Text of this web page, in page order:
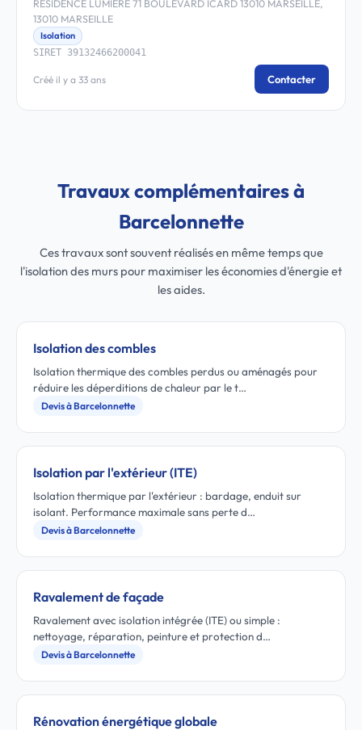
RESIDENCE LUMIERE 71 BOULEVARD ICARD 13010 MARSEILLE,
13010 MARSEILLE
Isolation
SIRET 39132466200041
Créé il y a 33 ans Contacter
Travaux complémentaires à
Barcelonnette
Ces travaux sont souvent réalisés en même temps que
l'isolation des murs pour maximiser les économies d'énergie et
les aides.
Isolation des combles
Isolation thermique des combles perdus ou aménagés pour
réduire les déperditions de chaleur par le t…
Devis à Barcelonnette
Isolation par l'extérieur (ITE)
Isolation thermique par l'extérieur : bardage, enduit sur
isolant. Performance maximale sans perte d…
Devis à Barcelonnette
Ravalement de façade
Ravalement avec isolation intégrée (ITE) ou simple :
nettoyage, réparation, peinture et protection d…
Devis à Barcelonnette
Rénovation énergétique globale